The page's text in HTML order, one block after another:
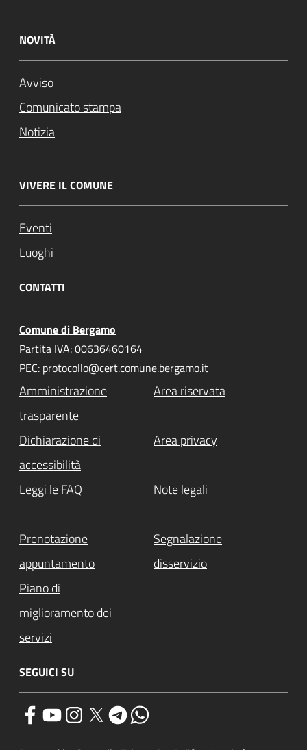
NOVITÀ
Avviso
Comunicato stampa
Notizia
VIVERE IL COMUNE
Eventi
Luoghi
CONTATTI
Comune di Bergamo
Partita IVA: 00636460164
PEC: protocollo@cert.comune.bergamo.it
Amministrazione
trasparente
Area riservata
Dichiarazione di
accessibilità
Area privacy
Leggi le FAQ Note legali
Prenotazione
appuntamento
Segnalazione
disservizio
Piano di
miglioramento dei
servizi
SEGUICI SU